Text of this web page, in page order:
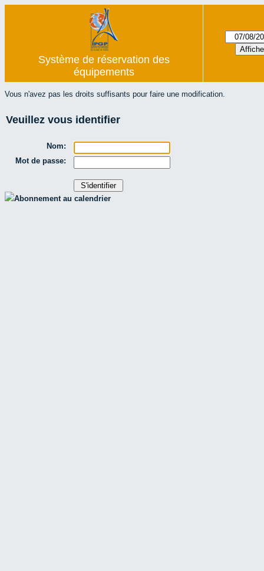
Système de réservation des
équipements
Vous n'avez pas les droits suffisants pour faire une modification.
Veuillez vous identifier
Nom:
Mot de passe:
Abonnement au calendrier